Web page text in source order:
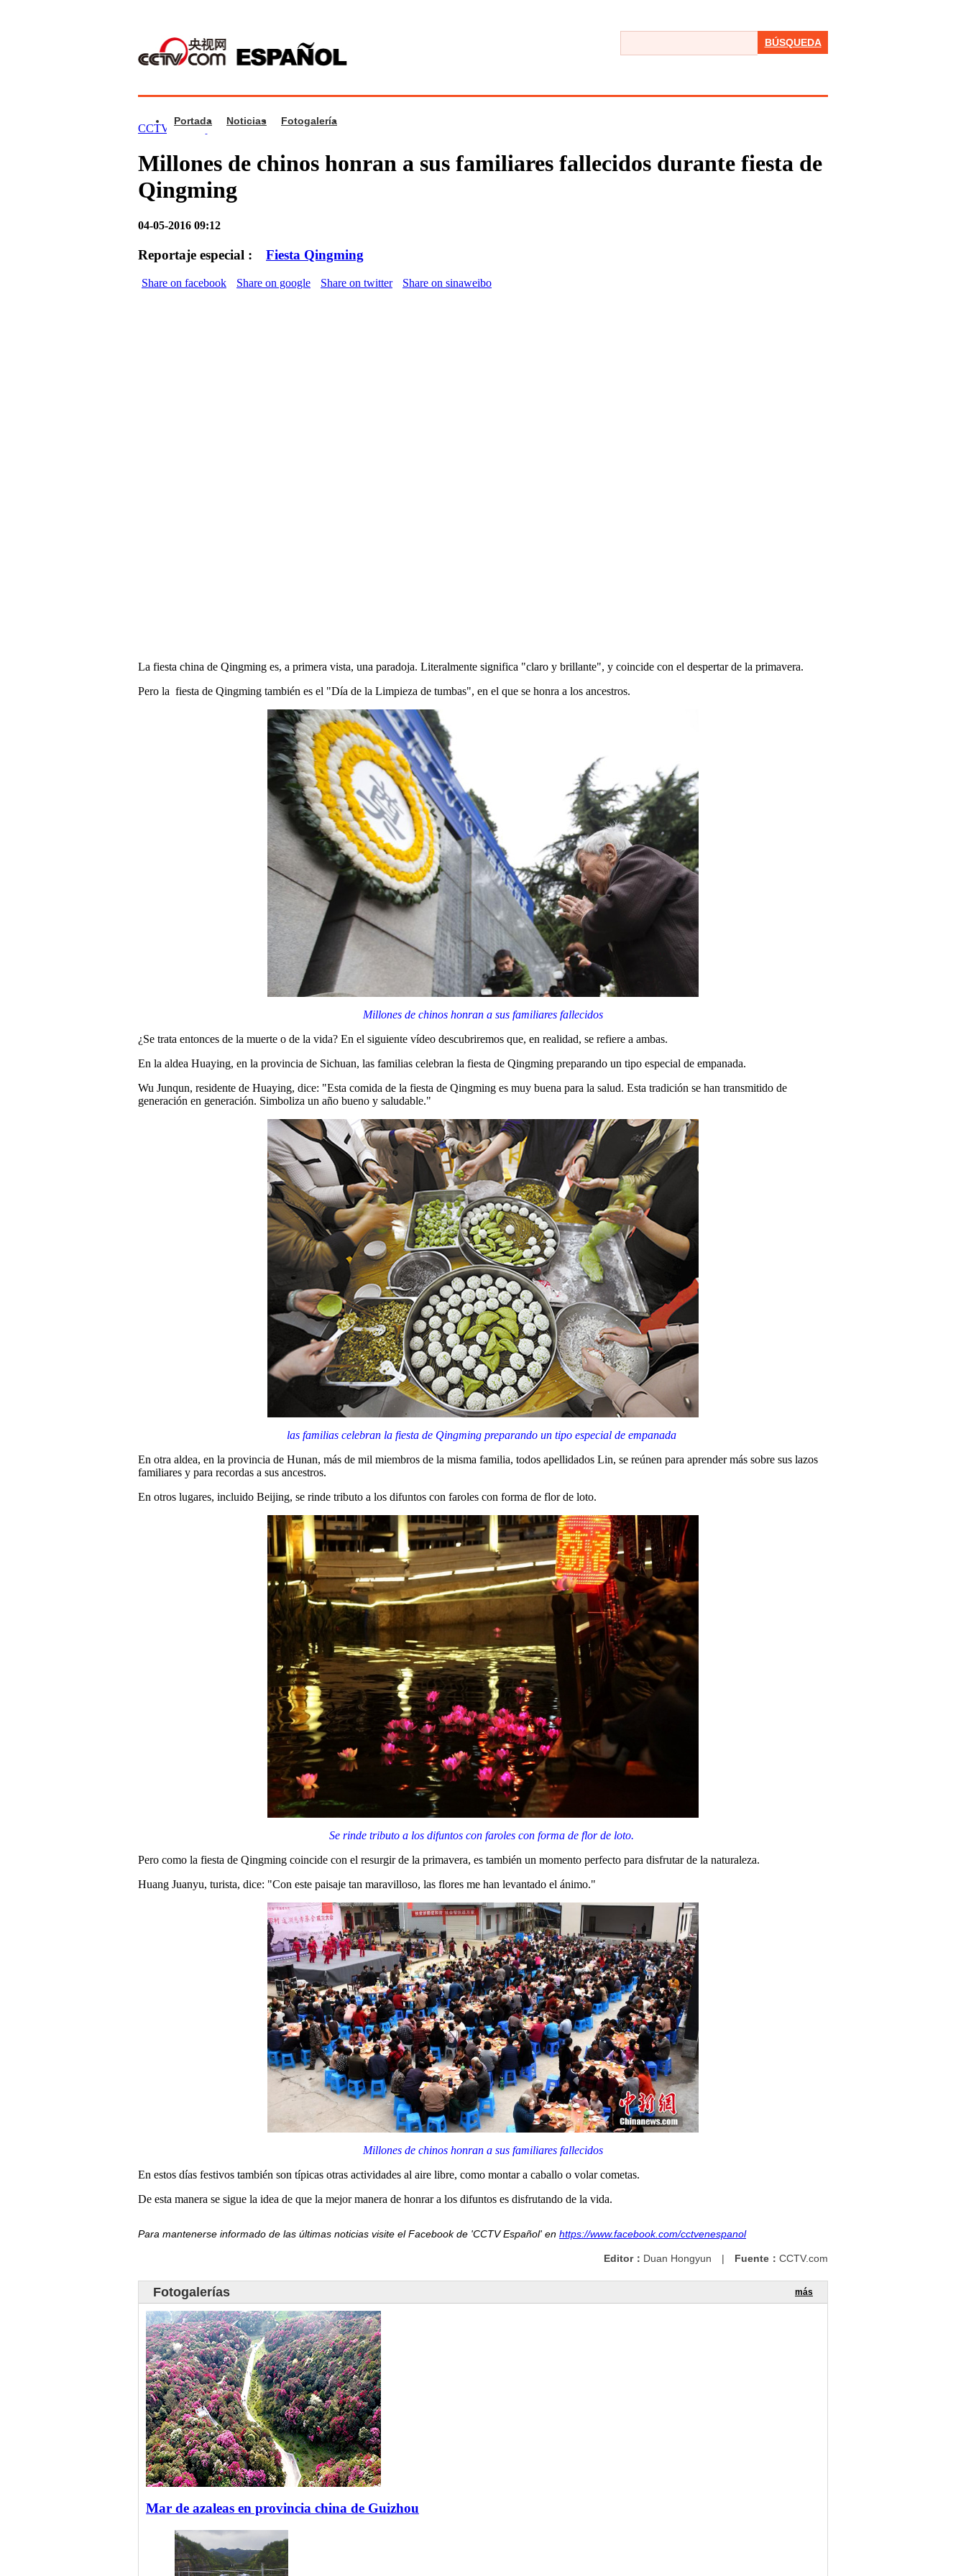
BÚSQUEDA
Portada Noticias Fotogalería
CCTV.com Español>Vídeos >Cultura
Millones de chinos honran a sus familiares fallecidos durante fiesta de
Qingming
04-05-2016 09:12
Reportaje especial : Fiesta Qingming
Share on facebook Share on google Share on twitter Share on sinaweibo
La fiesta china de Qingming es, a primera vista, una paradoja. Literalmente significa "claro y brillante", y coincide con el despertar de la primavera.
Pero la fiesta de Qingming también es el "Día de la Limpieza de tumbas", en el que se honra a los ancestros.
Millones de chinos honran a sus familiares fallecidos
¿Se trata entonces de la muerte o de la vida? En el siguiente vídeo descubriremos que, en realidad, se refiere a ambas.
En la aldea Huaying, en la provincia de Sichuan, las familias celebran la fiesta de Qingming preparando un tipo especial de empanada.
Wu Junqun, residente de Huaying, dice: "Esta comida de la fiesta de Qingming es muy buena para la salud. Esta tradición se han transmitido de
generación en generación. Simboliza un año bueno y saludable."
las familias celebran la fiesta de Qingming preparando un tipo especial de empanada
En otra aldea, en la provincia de Hunan, más de mil miembros de la misma familia, todos apellidados Lin, se reúnen para aprender más sobre sus lazos
familiares y para recordas a sus ancestros.
En otros lugares, incluido Beijing, se rinde tributo a los difuntos con faroles con forma de flor de loto.
Se rinde tributo a los difuntos con faroles con forma de flor de loto.
Pero como la fiesta de Qingming coincide con el resurgir de la primavera, es también un momento perfecto para disfrutar de la naturaleza.
Huang Juanyu, turista, dice: "Con este paisaje tan maravilloso, las flores me han levantado el ánimo."
Millones de chinos honran a sus familiares fallecidos
En estos días festivos también son típicas otras actividades al aire libre, como montar a caballo o volar cometas.
De esta manera se sigue la idea de que la mejor manera de honrar a los difuntos es disfrutando de la vida.
Para mantenerse informado de las últimas noticias visite el Facebook de 'CCTV Español' en https://www.facebook.com/cctvenespanol
Editor： Duan Hongyun | Fuente： CCTV.com
Fotogalerías más
Mar de azaleas en provincia china de Guizhou